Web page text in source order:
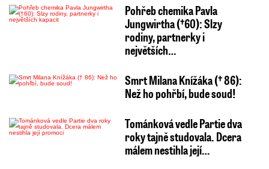
Pohřeb chemika Pavla
Jungwirtha (†60): Slzy
rodiny, partnerky i
největších…
Smrt Milana Knížáka († 86):
Než ho pohřbí, bude soud!
Tománková vedle Partie dva
roky tajně studovala. Dcera
málem nestihla její…